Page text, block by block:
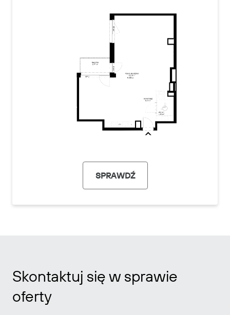
SPRAWDŹ
Skontaktuj się w sprawie
oferty